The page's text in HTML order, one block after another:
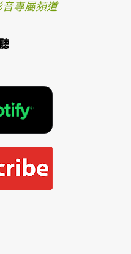
音專屬頻道